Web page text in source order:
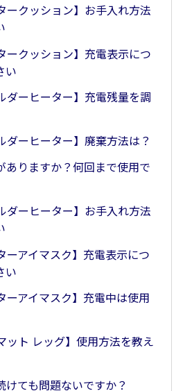
ークッション】お手入れ方法
ークッション】充電表示につ
い
ダーヒーター】充電残量を調
ダーヒーター】廃棄方法は？
ありますか？何回まで使用で
ダーヒーター】お手入れ方法
ーアイマスク】充電表示につ
い
ーアイマスク】充電中は使用
ット レッグ】使用方法を教え
けても問題ないですか？